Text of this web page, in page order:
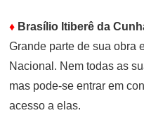
♦ Brasílio Itiberê da
Grande parte de sua obra
Nacional. Nem todas as
mas pode-se entrar em
acesso a elas.